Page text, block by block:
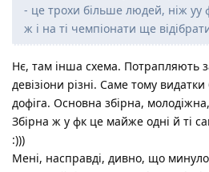
- це трохи більше людей, ніж уу
ж і на ті чемпіонати ще
Нє, там інша схема. Потрапляють
девізіони різні. Саме тому
дофіга. Основна збірна,
Збірна ж у фк це майже одні й ті
:)))
Мені, насправді, дивно, що